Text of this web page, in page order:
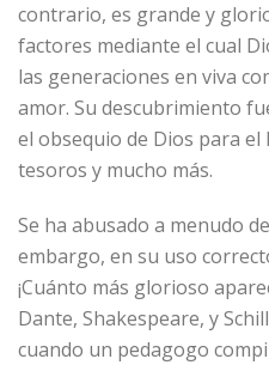
contrario, es grande y
factores mediante el cual
las generaciones en viva
amor. Su descubrimiento
el obsequio de Dios para
tesoros y mucho más.
Se ha abusado a menudo
embargo, en su uso
¡Cuánto más glorioso
Dante, Shakespeare, y
cuando un pedagogo